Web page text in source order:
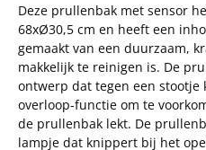
Deze prullenbak met sensor
68xØ30,5 cm en heeft een
gemaakt van een duurzaam,
makkelijk te reinigen is. De
ontwerp dat tegen een stootje
overloop-functie om te
de prullenbak lekt. De
lampje dat knippert bij het